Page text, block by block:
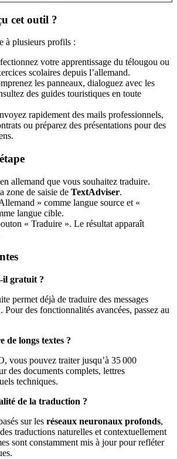
cet outil ?
à plusieurs profils :
votre apprentissage du télougou ou
scolaires depuis l’allemand.
les panneaux, dialoguez avec les
des guides touristiques en toute
rapidement des mails professionnels,
ou préparez des présentations pour des
allemand que vous souhaitez traduire.
zone de saisie de TextAdviser.
» comme langue source et «
langue cible.
« Traduire ». Le résultat apparaît
il gratuit ?
permet déjà de traduire des messages
Pour des fonctionnalités avancées, passez au
de longs textes ?
vous pouvez traiter jusqu’à 35 000
des documents complets, lettres
techniques.
de la traduction ?
sur les réseaux neuronaux profonds,
traductions naturelles et contextuellement
sont constamment mis à jour pour refléter